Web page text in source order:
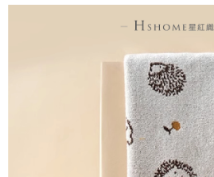
宅配
每筆NT$120，滿NT$999(含以上)免運費